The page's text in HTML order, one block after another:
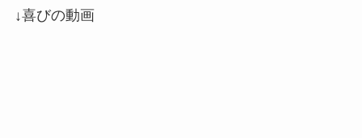
↓喜びの動画